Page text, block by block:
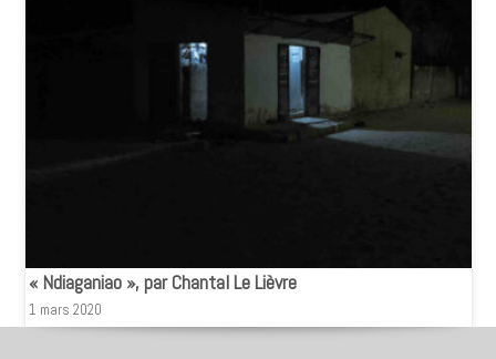
« Ndiaganiao », par Chantal Le Lièvre
1 mars 2020